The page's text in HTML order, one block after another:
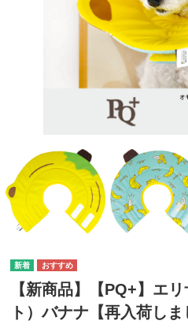
【新商品】【PQ+】エ
ト）バナナ【再入荷しま